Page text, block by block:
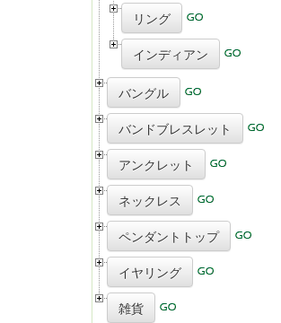
リング
インディアン
バングル
バンドブレスレット
アンクレット
ネックレス
ペンダントトップ
イヤリング
雑貨